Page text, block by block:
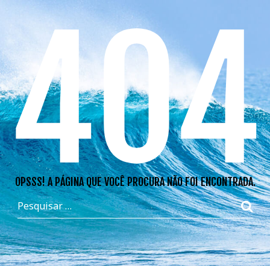
404
OPSSS! A PÁGINA QUE VOCÊ PROCURA NÃO FOI ENCONTRADA.